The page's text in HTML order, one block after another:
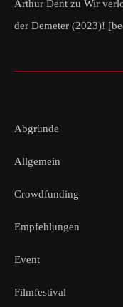
Arthur Dent zu Wir
der Demeter (2023)!
Abgründe
Allgemein
Crowdfunding
Empfehlungen
Event
Filmfestival